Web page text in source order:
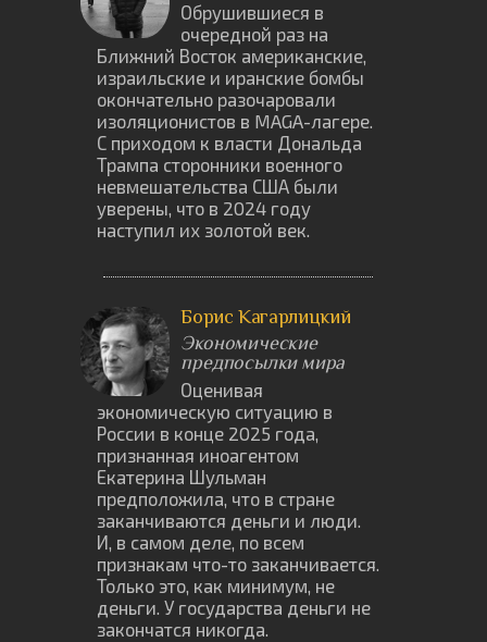
Обрушившиеся в
очередной раз на
Ближний Восток американские,
израильские и иранские бомбы
окончательно разочаровали
изоляционистов в MAGA-лагере.
С приходом к власти Дональда
Трампа сторонники военного
невмешательства США были
уверены, что в 2024 году
наступил их золотой век.
Борис Кагарлицкий
Экономические
предпосылки мира
Оценивая
экономическую ситуацию в
России в конце 2025 года,
признанная иноагентом
Екатерина Шульман
предположила, что в стране
заканчиваются деньги и люди.
И, в самом деле, по всем
признакам что-то заканчивается.
Только это, как минимум, не
деньги. У государства деньги не
закончатся никогда.